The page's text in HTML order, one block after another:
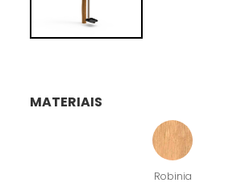
MATERIAIS
Robinia